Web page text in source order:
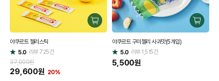
구
매
야쿠르트 젤리스틱
별
점
5.0 리뷰725건
37,000원
29,600원 20%
구
매
야쿠르트 구미젤리 사과맛(5개입)
별
점
5.0 리뷰1,515건
5,500원